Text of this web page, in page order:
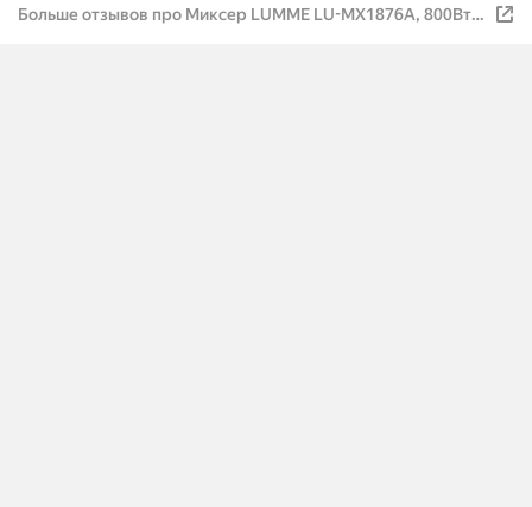
Больше отзывов про Миксер LUMME LU-MX1876A, 800Вт,